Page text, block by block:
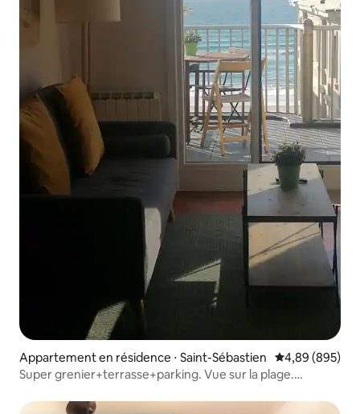
Appartement en résidence ⋅ Saint-Sébastien Évaluation
4,89 (895)
Super grenier+terrasse+parking. Vue sur la plage.